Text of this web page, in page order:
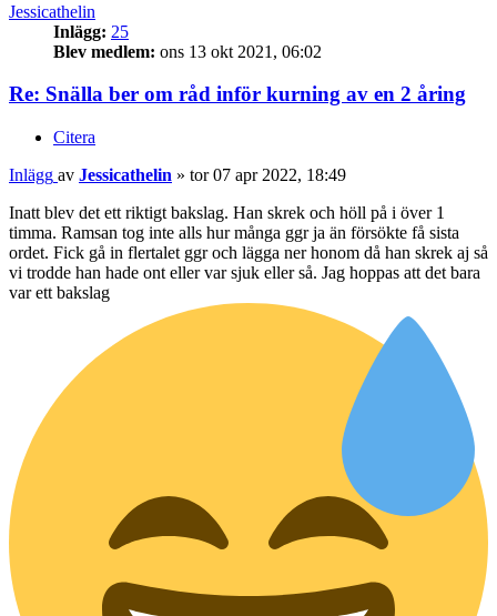
Jessicathelin
Inlägg: 25
Blev medlem: ons 13 okt 2021, 06:02
Re: Snälla ber om råd inför kurning av en 2 åring
Citera
Inlägg av Jessicathelin » tor 07 apr 2022, 18:49
Inatt blev det ett riktigt bakslag. Han skrek och höll på i över 1
timma. Ramsan tog inte alls hur många ggr ja än försökte få sista
ordet. Fick gå in flertalet ggr och lägga ner honom då han skrek aj så
vi trodde han hade ont eller var sjuk eller så. Jag hoppas att det bara
var ett bakslag